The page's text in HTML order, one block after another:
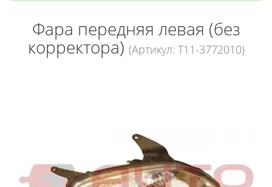
Фара передняя левая (без
корректора) (Артикул: T11-3772010)